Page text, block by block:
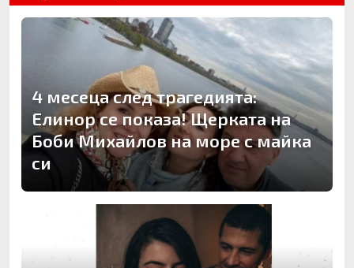
4 месеца след трагедията:
Елинор се показа! Щерката на
Боби Михайлов на море с майка
си